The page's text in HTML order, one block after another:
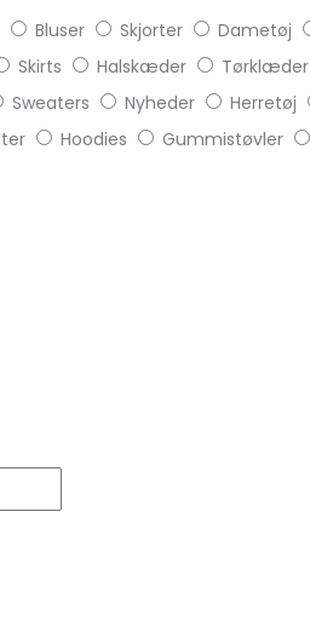
Bluser Skjorter Dametøj
Skirts Halskæder Tørklæder
Sweaters Nyheder Herretøj
Hoodies Gummistøvler